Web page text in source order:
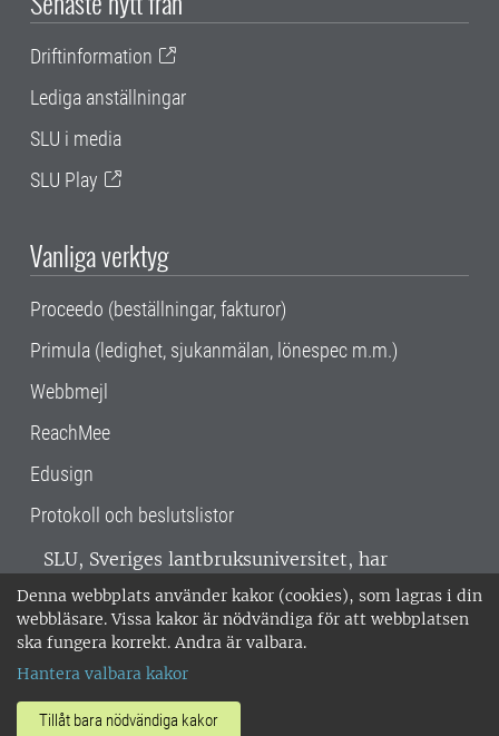
Denna webbplats använder kakor (cookies), som lagras i din
webbläsare. Vissa kakor är nödvändiga för att webbplatsen
ska fungera korrekt. Andra är valbara.
Hantera valbara kakor
Tillåt bara nödvändiga kakor
Driftinformation
Lediga anställningar
SLU i media
SLU Play
Vanliga verktyg
Proceedo (beställningar, fakturor)
Primula (ledighet, sjukanmälan, lönespec m.m.)
Webbmejl
ReachMee
Edusign
Protokoll och beslutslistor
SLU, Sveriges lantbruksuniversitet, har
verksamhet över hela Sverige. Huvudorter är
Alnarp, Uppsala och Umeå.SLU är
miljöcertifierat enligt ISO 14001. •
018-67 10 00 • Org nr: 202100-2817 •
Om SLU:s webbplatser